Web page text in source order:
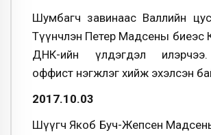
Шумбагч завинаас Валлийн
Түүнчлэн Петер Мадсены биеэс
ДНК-ийн үлдэгдэл
оффист нэгжлэг хийж эхэлсэн
2017.10.03
Шүүгч Якоб Буч-Жепсен